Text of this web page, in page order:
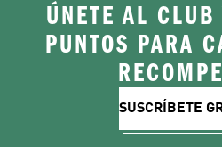
ÚNETE AL
PUNTOS PARA
SUSCRÍBETE